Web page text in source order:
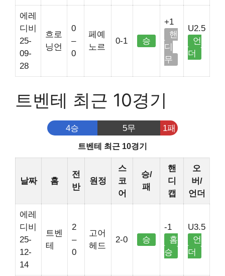
에레
디비
25-
09-
28
흐로
닝언
0
–
0
페예
노르
0-1 승
+1
핸
디
무
U2.5
언
더
트벤테 최근 10경기
4승 5무 1패
트벤테 최근 10경기
날짜 홈
전
반
원정
스
코
어
승/
패
핸
디
캡
오
버/
언더
에레
디비
25-
12-
14
트벤
테
2
–
0
고어
헤드
2-0 승
-1
홈
승
U3.5
언
더